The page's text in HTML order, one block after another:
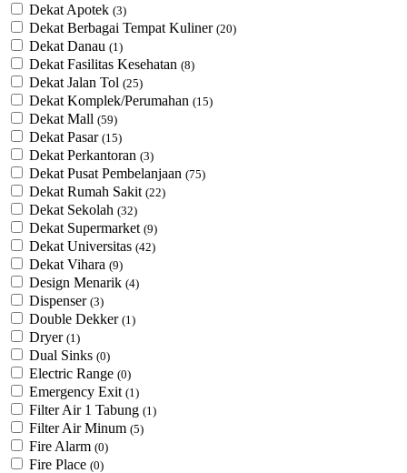
Dekat Apotek (3)
Dekat Berbagai Tempat Kuliner (20)
Dekat Danau (1)
Dekat Fasilitas Kesehatan (8)
Dekat Jalan Tol (25)
Dekat Komplek/Perumahan (15)
Dekat Mall (59)
Dekat Pasar (15)
Dekat Perkantoran (3)
Dekat Pusat Pembelanjaan (75)
Dekat Rumah Sakit (22)
Dekat Sekolah (32)
Dekat Supermarket (9)
Dekat Universitas (42)
Dekat Vihara (9)
Design Menarik (4)
Dispenser (3)
Double Dekker (1)
Dryer (1)
Dual Sinks (0)
Electric Range (0)
Emergency Exit (1)
Filter Air 1 Tabung (1)
Filter Air Minum (5)
Fire Alarm (0)
Fire Place (0)